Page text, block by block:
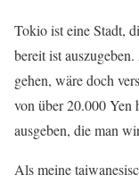
Tokio ist eine Stadt,
bereit ist
gehen, wäre doch
von über 20.000 Yen
ausgeben, die man
Als meine